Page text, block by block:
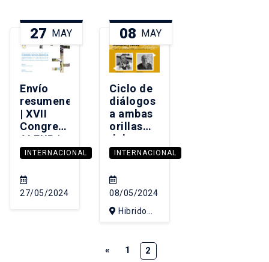
27 MAY
Envío
resumenes
| XVII
Congreso
ALEUP |
Crisis
urbanismo
y
INTERNACIONAL
27/05/2024
08 MAY
Ciclo de
diálogos
a ambas
orillas
del
Atlántico
de la
arquitectura
urbana
mundo
iberoamericano
INTERNACIONAL
08/05/2024
Hibrido
Youtube)
« 1 2